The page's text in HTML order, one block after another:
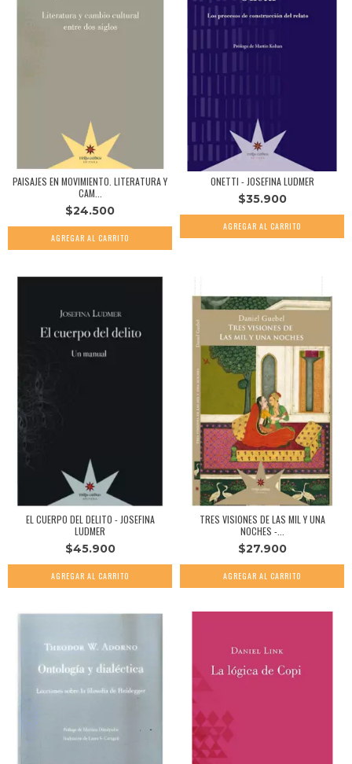
PAISAJES EN MOVIMIENTO. LITERATURA Y
CAM...
$24.500
ONETTI - JOSEFINA LUDMER
$35.900
EL CUERPO DEL DELITO - JOSEFINA
LUDMER
$45.900
TRES VISIONES DE LAS MIL Y UNA
NOCHES -...
$27.900